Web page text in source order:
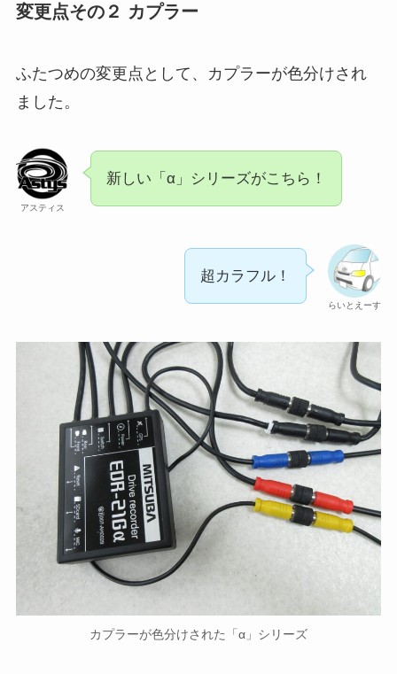
変更点その２ カプラー
ふたつめの変更点として、カプラーが色分けされ
ました。
アスティス
新しい「α」シリーズがこちら！
らいとえーす
超カラフル！
カプラーが色分けされた「α」シリーズ